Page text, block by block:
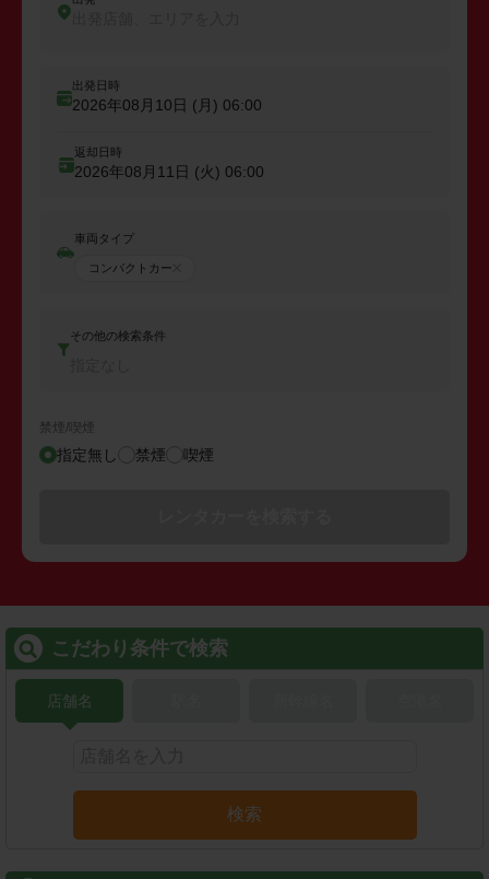
出発日時
2026年08月10日 (月) 06:00
返却日時
2026年08月11日 (火) 06:00
車両タイプ
コンパクトカー
その他の検索条件
禁煙/喫煙
指定無し 禁煙 喫煙
こだわり条件で検索
店舗名
検索